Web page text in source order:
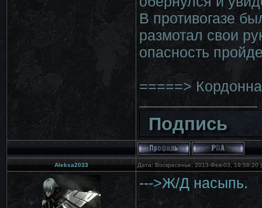
В противогазе
размотал свои
опасность
=====>
Подпись
Aleksa2033 Дата: Воскресенье, 2013-Фев-03,
--->Ж/Д насыпь.